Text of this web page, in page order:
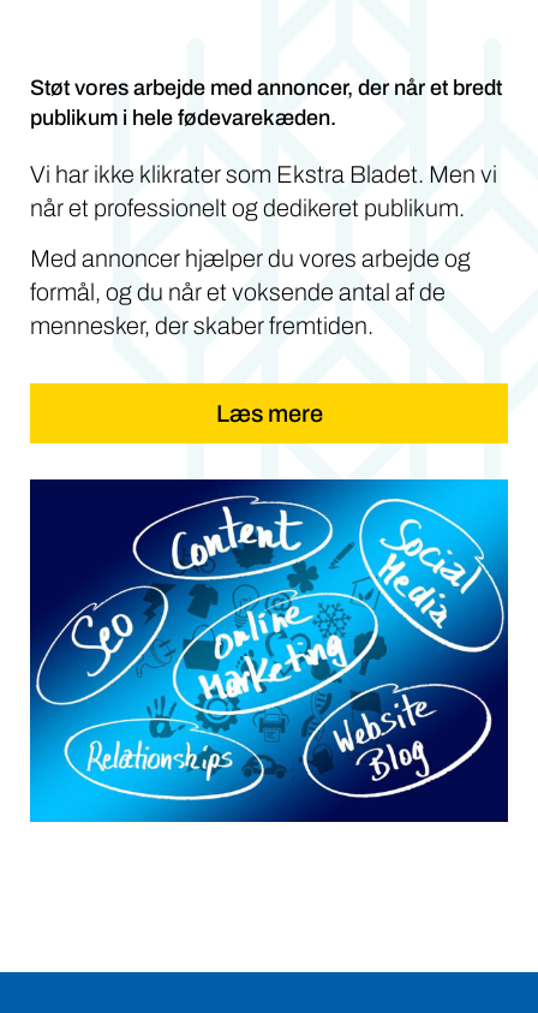
Støt vores arbejde med annoncer, der når et bredt
publikum i hele fødevarekæden.
Vi har ikke klikrater som Ekstra Bladet. Men vi
når et professionelt og dedikeret publikum.
Med annoncer hjælper du vores arbejde og
formål, og du når et voksende antal af de
mennesker, der skaber fremtiden.
Læs mere